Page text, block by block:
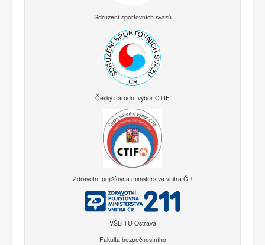
Sdružení sportovních svazů
Český národní výbor CTIF
Zdravotní pojišťovna ministerstva vnitra ČR
VŠB-TU Ostrava
Fakulta bezpečnostního